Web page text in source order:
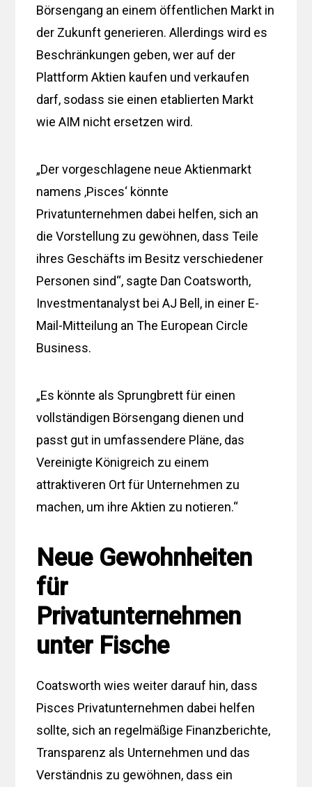
Börsengang an einem öffentlichen Markt in
der Zukunft generieren. Allerdings wird es
Beschränkungen geben, wer auf der
Plattform Aktien kaufen und verkaufen
darf, sodass sie einen etablierten Markt
wie AIM nicht ersetzen wird.
„Der vorgeschlagene neue Aktienmarkt
namens ‚Pisces‘ könnte
Privatunternehmen dabei helfen, sich an
die Vorstellung zu gewöhnen, dass Teile
ihres Geschäfts im Besitz verschiedener
Personen sind“, sagte Dan Coatsworth,
Investmentanalyst bei AJ Bell, in einer E-
Mail-Mitteilung an The European Circle
Business.
„Es könnte als Sprungbrett für einen
vollständigen Börsengang dienen und
passt gut in umfassendere Pläne, das
Vereinigte Königreich zu einem
attraktiveren Ort für Unternehmen zu
machen, um ihre Aktien zu notieren.“
Neue Gewohnheiten
für
Privatunternehmen
unter Fische
Coatsworth wies weiter darauf hin, dass
Pisces Privatunternehmen dabei helfen
sollte, sich an regelmäßige Finanzberichte,
Transparenz als Unternehmen und das
Verständnis zu gewöhnen, dass ein